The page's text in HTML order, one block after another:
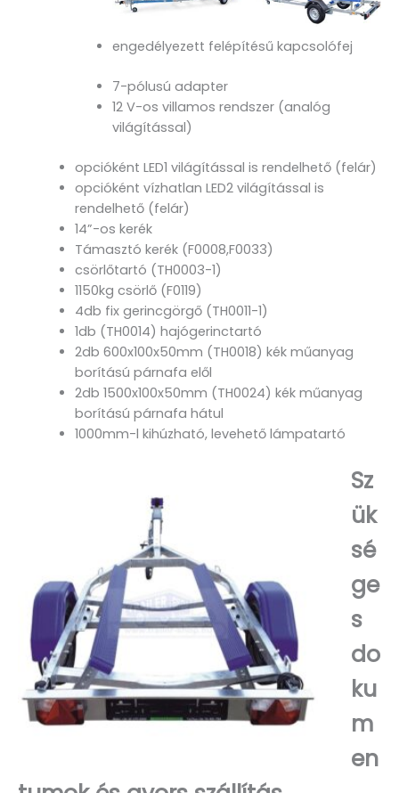
engedélyezett felépítésű kapcsolófej
7-pólusú adapter
12 V-os villamos rendszer (analóg
világítással)
opcióként LED1 világítással is rendelhető (felár)
opcióként vízhatlan LED2 világítással is
rendelhető (felár)
14”-os kerék
Támasztó kerék (F0008,F0033)
csörlőtartó (TH0003-1)
1150kg csörlő (F0119)
4db fix gerincgörgő (TH0011-1)
1db (TH0014) hajógerinctartó
2db 600x100x50mm (TH0018) kék műanyag
borítású párnafa elől
2db 1500x100x50mm (TH0024) kék műanyag
borítású párnafa hátul
1000mm-l kihúzható, levehető lámpatartó
Sz
ük
sé
ge
s
do
ku
m
en